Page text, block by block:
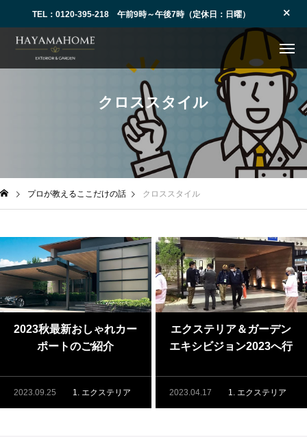
TEL：0120-395-218 午前9時～午後7時（定休日：日曜）
クロススタイル
プロが教えるここだけの話 クロススタイル
2023秋最新おしゃれカー
ポートのご紹介
2023.09.25 1. エクステリア
エクステリア＆ガーデン
エキシビジョン2023へ行
2023.04.17 1. エクステリア